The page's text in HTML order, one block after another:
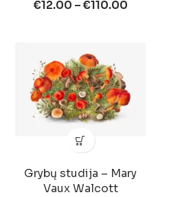
€12.00 –€110.00
Grybų studija – Mary
Vaux Walcott